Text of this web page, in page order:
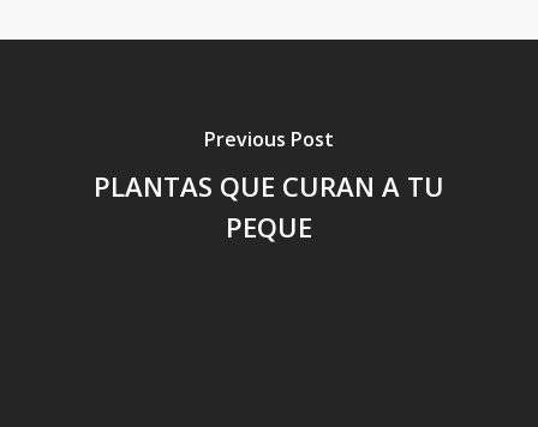
Previous Post
PLANTAS QUE CURAN A TU
PEQUE